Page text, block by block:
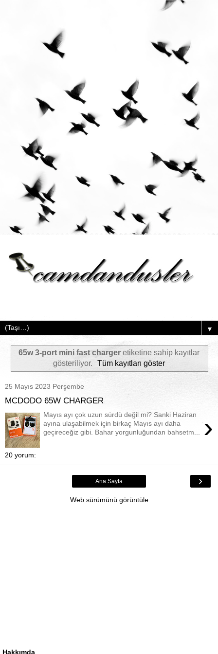
▼
65w 3-port mini fast charger etiketine sahip kayıtlar
gösteriliyor.
Tüm kayıtları göster
25 Mayıs 2023 Perşembe
MCDODO 65W CHARGER
›
Mayıs ayı çok uzun sürdü değil mi? Sanki Haziran
ayına ulaşabilmek için birkaç Mayıs ayı daha
geçireceğiz gibi. Bahar yorgunluğundan bahsetm...
20 yorum:
›
Ana Sayfa
Web sürümünü görüntüle
Hakkımda